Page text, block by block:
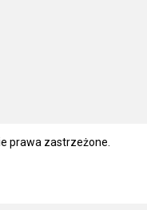
prawa zastrzeżone.